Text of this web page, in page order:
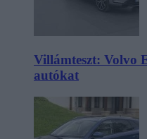
Villámteszt: Volvo
autókat